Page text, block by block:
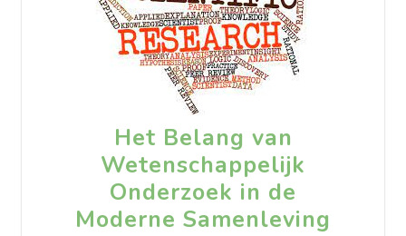
Het Belang van
Wetenschappelijk
Onderzoek in de
Moderne Samenleving